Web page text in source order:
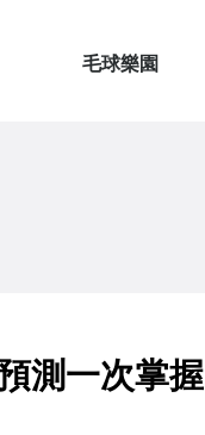
毛球樂園
測一次掌握